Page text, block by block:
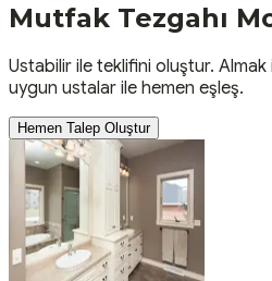
Mutfak Tezgahı
Ustabilir ile teklifini oluştur.
uygun ustalar ile hemen eşleş.
Hemen Talep Oluştur